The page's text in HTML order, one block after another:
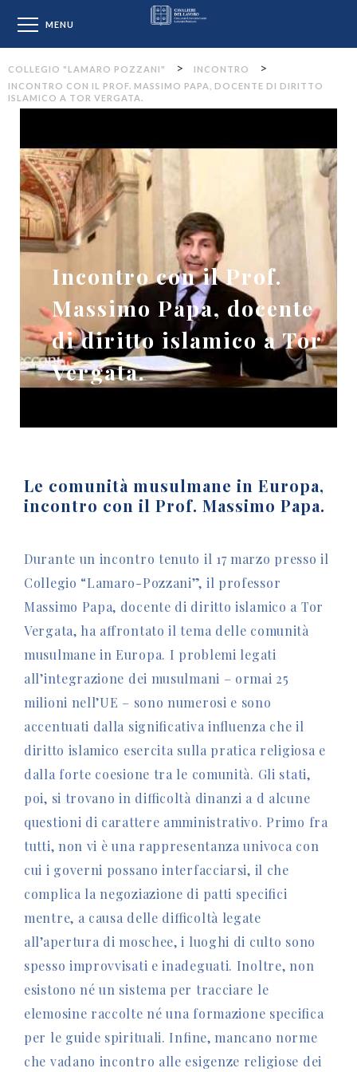
MENU
COLLEGIO "LAMARO POZZANI" > INCONTRO >
INCONTRO CON IL PROF. MASSIMO PAPA, DOCENTE DI DIRITTO
ISLAMICO A TOR VERGATA.
Incontro con il Prof.
Massimo Papa, docente
di diritto islamico a Tor
Vergata.
Le comunità musulmane in Europa,
incontro con il Prof. Massimo Papa.
Durante un incontro tenuto il 17 marzo presso il
Collegio “Lamaro-Pozzani”, il professor
Massimo Papa, docente di diritto islamico a Tor
Vergata, ha affrontato il tema delle comunità
musulmane in Europa. I problemi legati
all’integrazione dei musulmani – ormai 25
milioni nell’UE – sono numerosi e sono
accentuati dalla significativa influenza che il
diritto islamico esercita sulla pratica religiosa e
dalla forte coesione tra le comunità. Gli stati,
poi, si trovano in difficoltà dinanzi a d alcune
questioni di carattere amministrativo. Primo fra
tutti, non vi è una rappresentanza univoca con
cui i governi possano interfacciarsi, il che
complica la negoziazione di patti specifici
mentre, a causa delle difficoltà legate
all’apertura di moschee, i luoghi di culto sono
spesso improvvisati e inadeguati. Inoltre, non
esistono né un sistema per tracciare le
elemosine raccolte né una formazione specifica
per le guide spirituali. Infine, mancano norme
che vadano incontro alle esigenze religiose dei